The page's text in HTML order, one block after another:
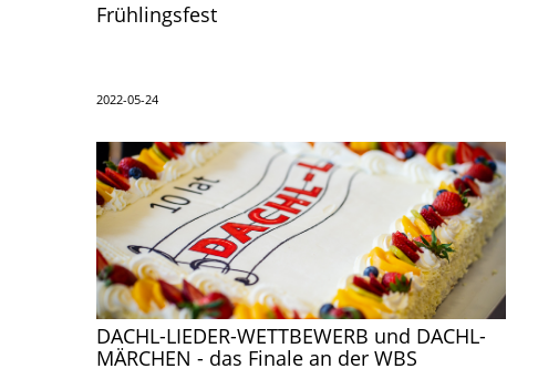
Frühlingsfest
2022-05-24
DACHL-LIEDER-WETTBEWERB und DACHL-
MÄRCHEN - das Finale an der WBS